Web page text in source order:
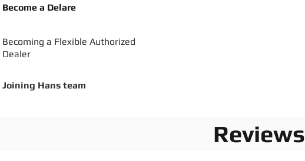
Become a Delare
Becoming a Flexible Authorized
Dealer
Joining Hans team
Reviews